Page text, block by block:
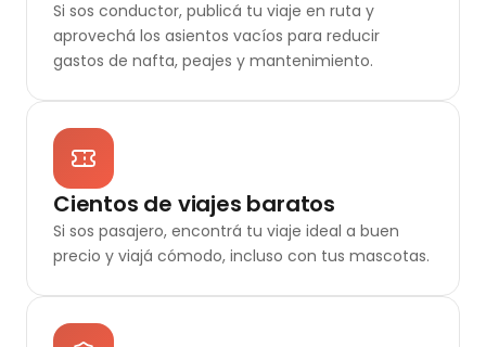
Si sos conductor, publicá tu viaje en ruta y
aprovechá los asientos vacíos para reducir
gastos de nafta, peajes y mantenimiento.
Cientos de viajes baratos
Si sos pasajero, encontrá tu viaje ideal a buen
precio y viajá cómodo, incluso con tus mascotas.